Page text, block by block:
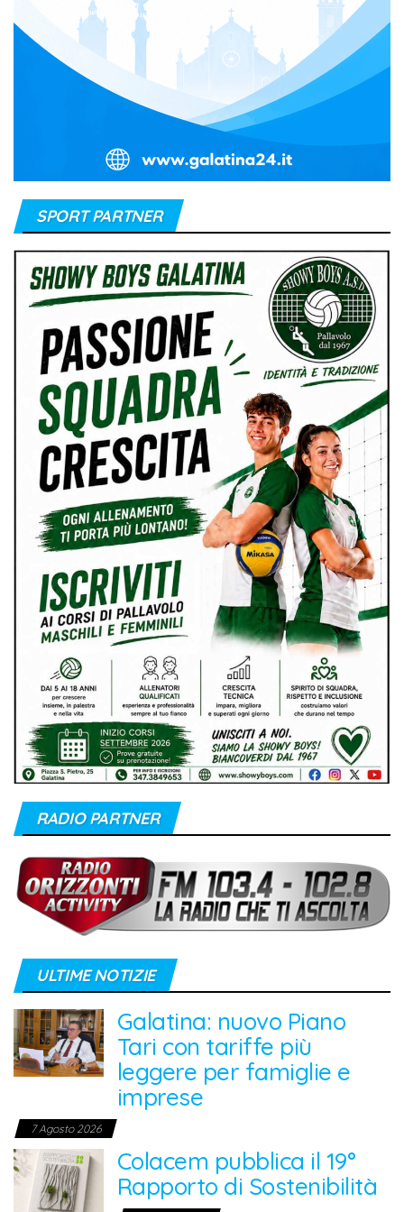
SPORT PARTNER
RADIO PARTNER
ULTIME NOTIZIE
Galatina: nuovo Piano
Tari con tariffe più
leggere per famiglie e
imprese
7 Agosto 2026
Colacem pubblica il 19°
Rapporto di Sostenibilità